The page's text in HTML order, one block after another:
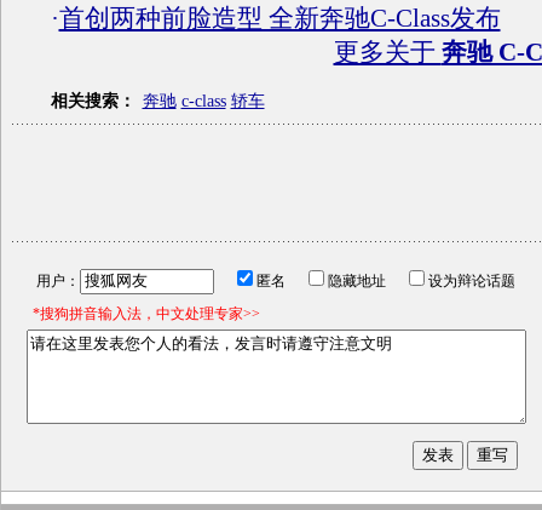
·首创两种前脸造型 全新奔驰C-Class发布
更多关于 奔驰 C-
相关搜索： 奔驰 c-class 轿车
用户： 匿名 隐藏地址
设为辩论话题
*搜狗拼音输入法，中文处理专家>>